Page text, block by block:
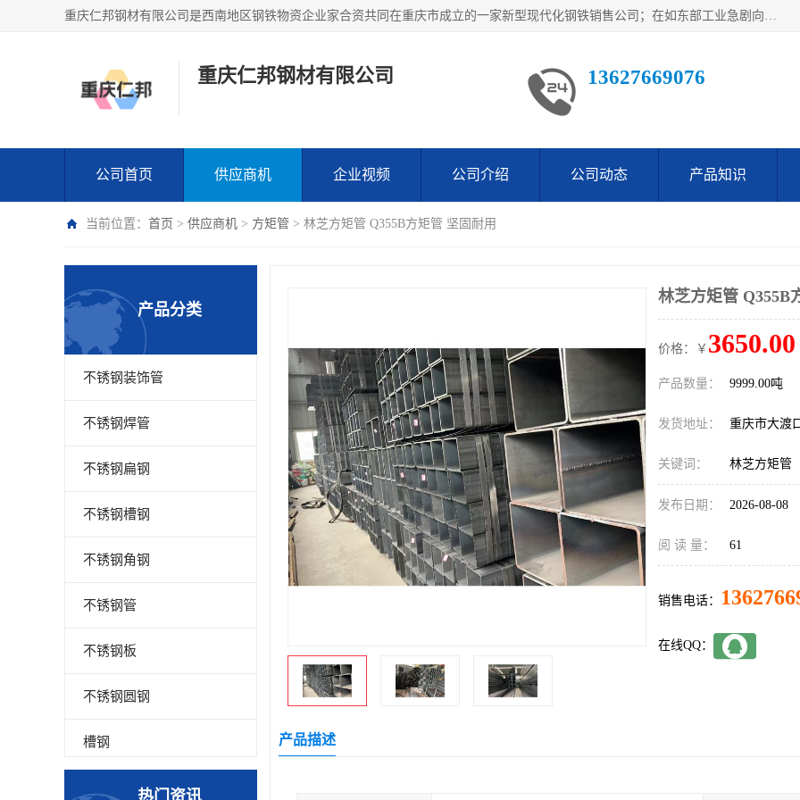
重庆仁邦钢材有限公司是西南地区钢铁物资企业家合资共同在重庆市成立的一家新型现代化钢铁销售公司；在如东部工业急剧向西部转移，西部大建工厂区及国家水利水电项目，我司力抓不断完善自我产品结构优化，让自己的钢铁产品广泛传播于这些大型再建项目
重庆仁邦钢材有限公司 13627669076
公司首页 供应商机 企业视频 公司介绍 公司动态 产品知识
当前位置： 首页 > 供应商机 > 方矩管 > 林芝方矩管 Q355B方矩管 坚固耐用
产品分类
不锈钢装饰管
不锈钢焊管
不锈钢扁钢
不锈钢槽钢
不锈钢角钢
不锈钢管
不锈钢板
不锈钢圆钢
槽钢
热门资讯
林芝方矩管 Q355B
价格：￥ 3650.00
产品数量： 9999.00吨
发货地址： 重庆市大渡
关键词： 林芝方矩管
发布日期： 2026-08-08
阅 读 量： 61
销售电话：
在线QQ：
产品描述